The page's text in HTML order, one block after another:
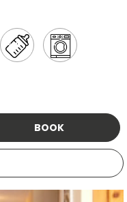
BOOK